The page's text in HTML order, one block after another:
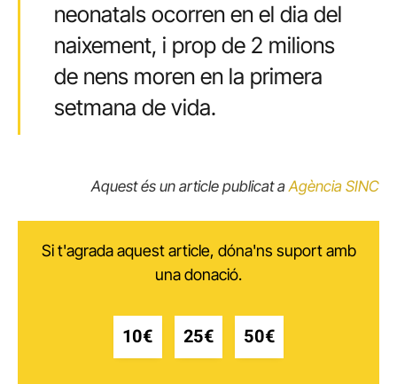
neonatals ocorren en el dia del
naixement, i prop de 2 milions
de nens moren en la primera
setmana de vida.
Aquest és un article publicat a Agència SINC
Si t'agrada aquest article, dóna'ns suport amb
una donació.
10€ 25€ 50€